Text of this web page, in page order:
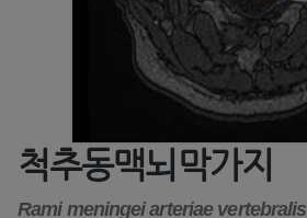
척추동맥뇌막가지
Rami meningei arteriae vertebralis